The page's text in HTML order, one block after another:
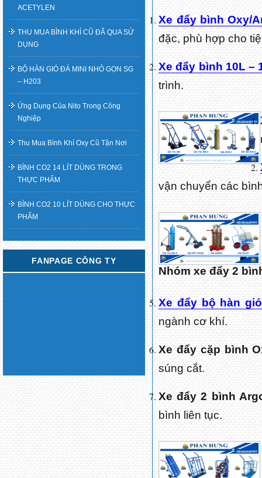
Xe đẩy bình Oxy/
đặc, phù hợp cho
Xe đẩy bình 10L –
trình.
vận chuyển các
Nhóm xe đẩy 2
Xe đẩy bộ hàn
ngành cơ khí.
Xe đẩy cặp bình
súng cắt.
Xe đẩy 2 bình
bình liên tục.
ACETYLEN
THU MUA BÌNH KHÍ CŨ ĐÃ QUA SỬ
DỤNG
BỘ HÀN GIÓ ĐÁ MINI NHỎ GỌN SG
– H203
Ứng Dụng Của Nito Trong Công
Nghiệp
Thu Mua Bình Khí Oxy Cũ Tận Nơi
BÌNH CO2 14 LÍT DÙNG TRONG
THỰC PHẨM
BÌNH CO2 10 LÍT DÙNG CHO THỰC
PHẨM
FANPAGE CÔNG TY